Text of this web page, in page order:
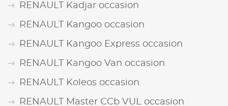
RENAULT Kadjar occasion
RENAULT Kangoo occasion
RENAULT Kangoo Express occasion
RENAULT Kangoo Van occasion
RENAULT Koleos occasion
RENAULT Master CCb VUL occasion